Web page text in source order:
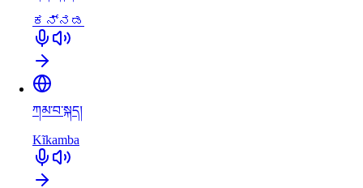
ಕನ್ನಡ
ཀམ་བ་སྐད།
Kĩkamba